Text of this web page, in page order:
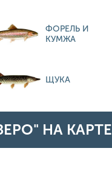
ФОРЕЛЬ И
КУМЖА
ЩУКА
НА КАРТЕ